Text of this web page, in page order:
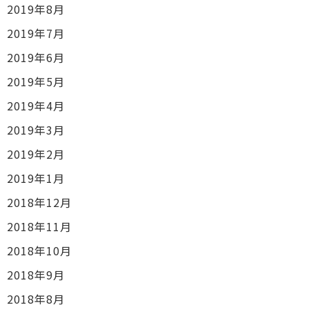
2019年8月
2019年7月
2019年6月
2019年5月
2019年4月
2019年3月
2019年2月
2019年1月
2018年12月
2018年11月
2018年10月
2018年9月
2018年8月